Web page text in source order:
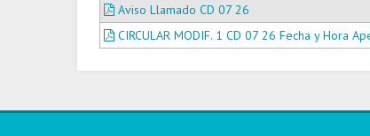
Aviso Llamado CD 07 26
CIRCULAR MODIF. 1 CD 07 26 Fecha y Hora